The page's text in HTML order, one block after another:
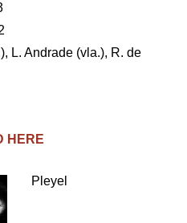
L. Andrade (vla.), R. de
HERE
Pleyel